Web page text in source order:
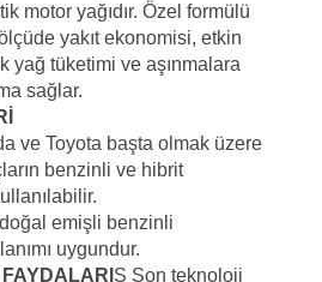
motor yağıdır. Özel formülü
yakıt ekonomisi, etkin
yağ tüketimi ve aşınmalara
sağlar.
ve Toyota başta olmak üzere
benzinli ve hibrit
emişli benzinli
uygundur.
S Son teknoloji